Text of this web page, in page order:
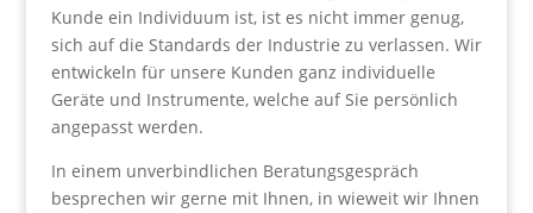
Kunde ein Individuum ist, ist es nicht immer genug,
sich auf die Standards der Industrie zu verlassen. Wir
entwickeln für unsere Kunden ganz individuelle
Geräte und Instrumente, welche auf Sie persönlich
angepasst werden.
In einem unverbindlichen Beratungsgespräch
besprechen wir gerne mit Ihnen, in wieweit wir Ihnen